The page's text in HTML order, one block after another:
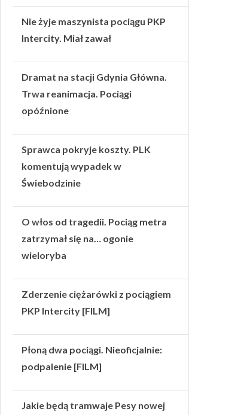
Nie żyje maszynista pociągu PKP
Intercity. Miał zawał
Dramat na stacji Gdynia Główna.
Trwa reanimacja. Pociągi
opóźnione
Sprawca pokryje koszty. PLK
komentują wypadek w
Świebodzinie
O włos od tragedii. Pociąg metra
zatrzymał się na… ogonie
wieloryba
Zderzenie ciężarówki z pociągiem
PKP Intercity [FILM]
Płoną dwa pociągi. Nieoficjalnie:
podpalenie [FILM]
Jakie będą tramwaje Pesy nowej